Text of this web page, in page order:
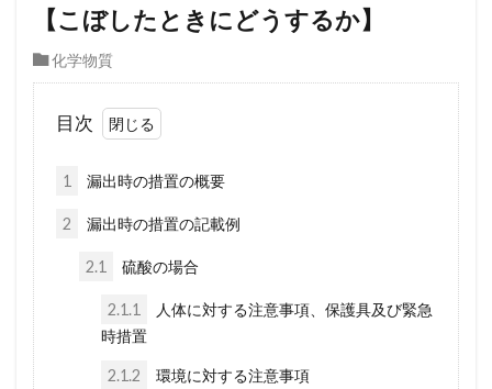
【こぼしたときにどうするか】
化学物質
目次
1 漏出時の措置の概要
2 漏出時の措置の記載例
2.1 硫酸の場合
2.1.1
人体に対する注意事項、保護具及び緊急
時措置
2.1.2 環境に対する注意事項